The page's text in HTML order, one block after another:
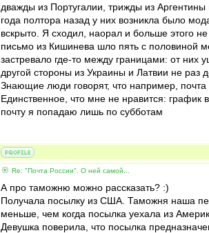
дважды из Португалии, трижды из
года полтора назад у них возникла было
вскрыто. Я сходил, наорал и больше этого
письмо из Кишинева шло пять с половиной
застревало где-то между границами: от
другой стороны из Украины и Латвии не раз
Знающие люди говорят, что например,
Единственное, что мне не нравится:
почту я попадаю лишь по субботам
Re: "Почта России". О ней самой...
А про таможню можно рассказать? :)
Получала посылку из США. Таможня наша
меньше, чем когда посылка уехала из
Девушка поверила, что посылка